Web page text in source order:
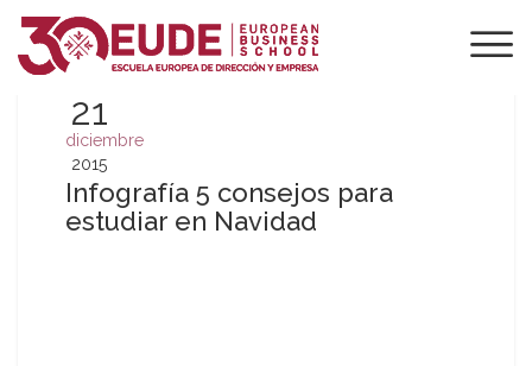
21
diciembre
2015
Infografía 5 consejos para
estudiar en Navidad